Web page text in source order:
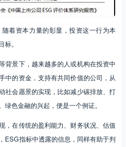
着资本力量的彰显，投资这一行为本
。
背景下，越来越多的人或机构在投资中
中的资金，支持有共同价值的公司，从
社会愿景的实现，比如减少碳排放、打
色金融的兴起，便是一个例证。
，在传统的盈利能力、财务状况、估值
ESG指标中透露的信息，同样有助于判